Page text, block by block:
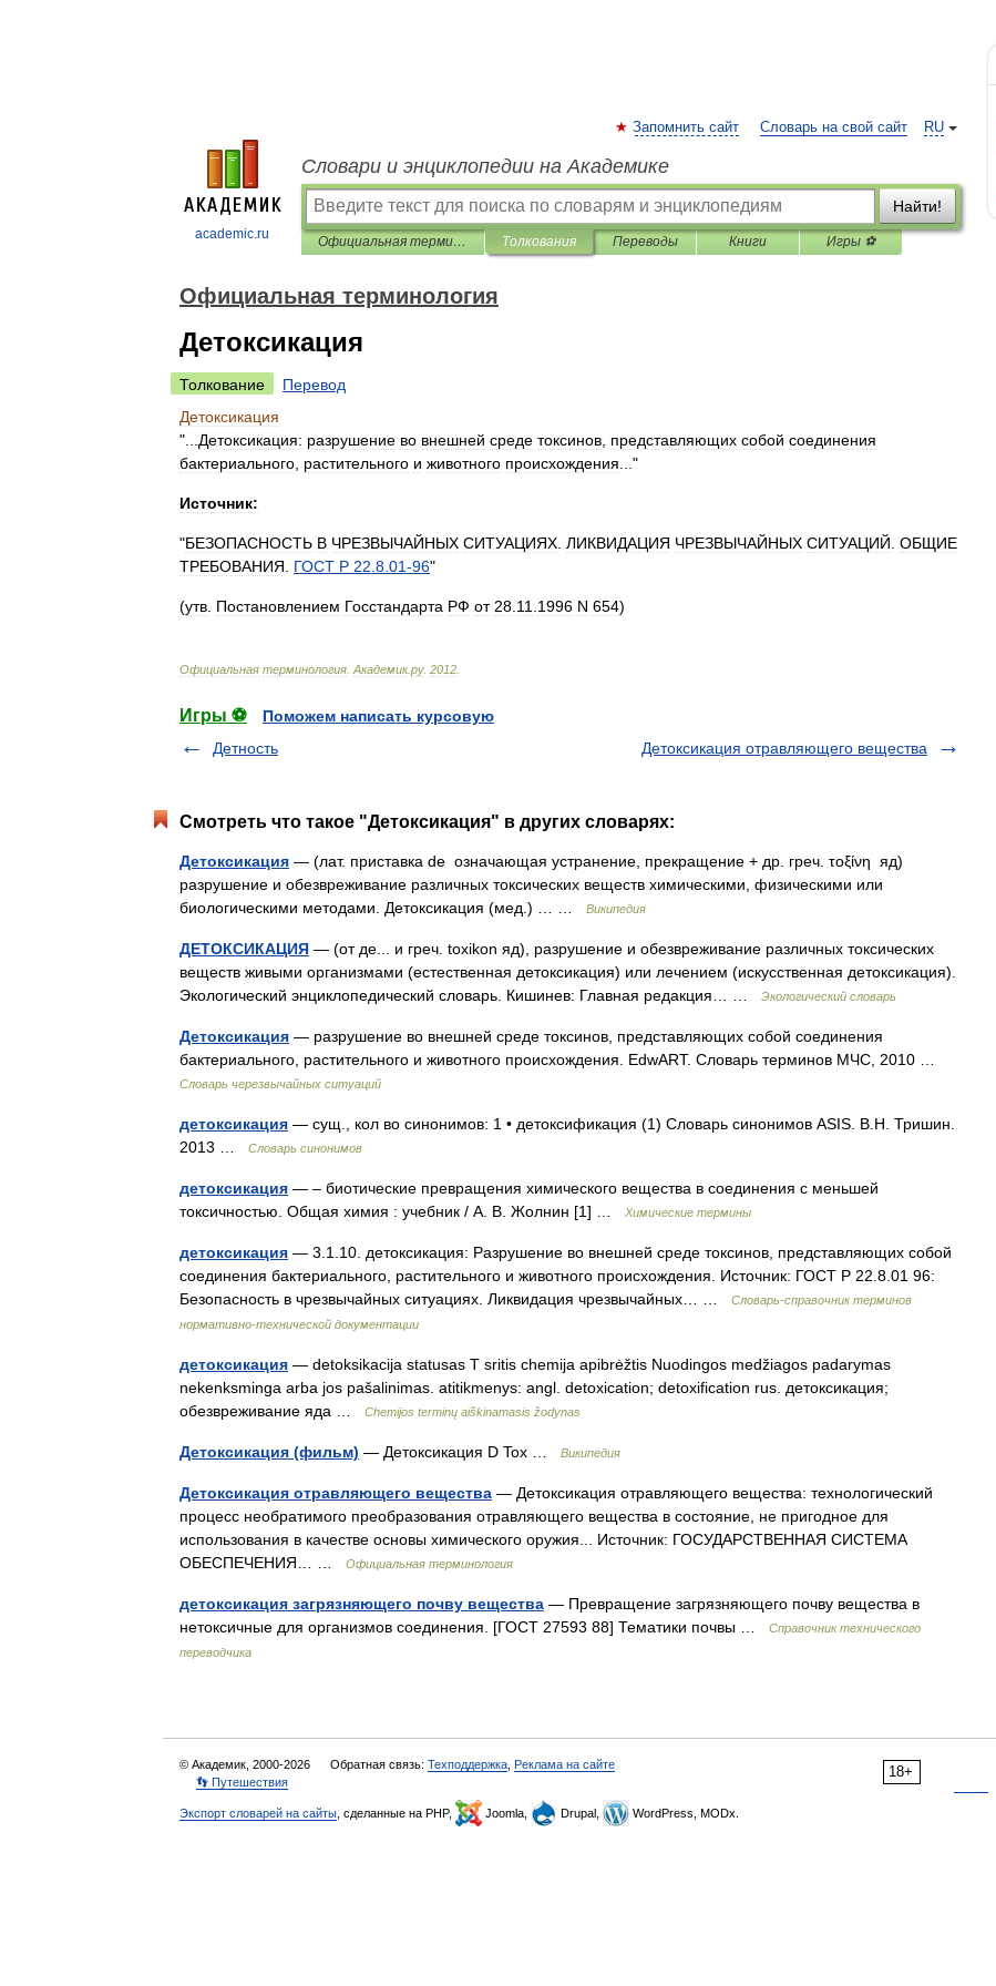
academic.ru
RU
Запомнить сайт Словарь на свой сайт
Словари и энциклопедии на Академике
Найти!
Официальная терминология Толкования Переводы Книги Игры ⚽
Официальная терминология
Детоксикация
Толкование
Перевод
Детоксикация
"... Детоксикация: разрушение во внешней среде токсинов представляющих собой соединения
бактериального растительного и животного происхождения ..."
Источник:
"БЕЗОПАСНОСТЬ В ЧРЕЗВЫЧАЙНЫХ СИТУАЦИЯХ ЛИКВИДАЦИЯ ЧРЕЗВЫЧАЙНЫХ СИТУАЦИЙ ОБЩИЕ
ТРЕБОВАНИЯ
ГОСТ Р 22 8 01-96"
(утв Постановлением Госстандарта РФ от 28 11 1996 N 654)
Официальная терминология Академик.ру. 2012
Игры ⚽
Поможем написать курсовую
Детность
Детоксикация отравляющего вещества
Смотреть что такое "Детоксикация" в других словарях:
Детоксикация — (лат. приставка de означающая устранение, прекращение + др. греч. τοξίνη яд)
разрушение и обезвреживание различных токсических веществ химическими, физическими или
биологическими методами. Детоксикация (мед.) … …
Википедия
ДЕТОКСИКАЦИЯ — (от де... и греч. toxikon яд), разрушение и обезвреживание различных токсических
веществ живыми организмами (естественная детоксикация) или лечением (искусственная детоксикация).
Экологический энциклопедический словарь. Кишинев: Главная редакция… …
Экологический словарь
Детоксикация — разрушение во внешней среде токсинов, представляющих собой соединения
бактериального, растительного и животного происхождения. EdwART. Словарь терминов МЧС, 2010 …
Словарь черезвычайных ситуаций
детоксикация — сущ., кол во синонимов: 1 • детоксификация (1) Словарь синонимов ASIS. В.Н. Тришин.
2013 …
Словарь синонимов
детоксикация — – биотические превращения химического вещества в соединения с меньшей
токсичностью. Общая химия : учебник / А. В. Жолнин [1] …
Химические термины
детоксикация — 3.1.10. детоксикация: Разрушение во внешней среде токсинов, представляющих собой
соединения бактериального, растительного и животного происхождения. Источник: ГОСТ Р 22.8.01 96:
Безопасность в чрезвычайных ситуациях. Ликвидация чрезвычайных… …
Словарь-справочник терминов
нормативно-технической документации
детоксикация — detoksikacija statusas T sritis chemija apibrėžtis Nuodingos medžiagos padarymas
nekenksminga arba jos pašalinimas. atitikmenys: angl. detoxication; detoxification rus. детоксикация;
обезвреживание яда …
Chemijos terminų aiškinamasis žodynas
Детоксикация (фильм) — Детоксикация D Tox … Википедия
Детоксикация отравляющего вещества — Детоксикация отравляющего вещества: технологический
процесс необратимого преобразования отравляющего вещества в состояние, не пригодное для
использования в качестве основы химического оружия... Источник: ГОСУДАРСТВЕННАЯ СИСТЕМА
ОБЕСПЕЧЕНИЯ… …
Официальная терминология
детоксикация загрязняющего почву вещества — Превращение загрязняющего почву вещества в
нетоксичные для организмов соединения. [ГОСТ 27593 88] Тематики почвы …
Справочник технического
переводчика
18+
© Академик, 2000-2026 Обратная связь: Техподдержка Реклама на сайте
👣 Путешествия
Экспорт словарей на сайты , сделанные на PHP, Joomla, Drupal, WordPress, MODx.